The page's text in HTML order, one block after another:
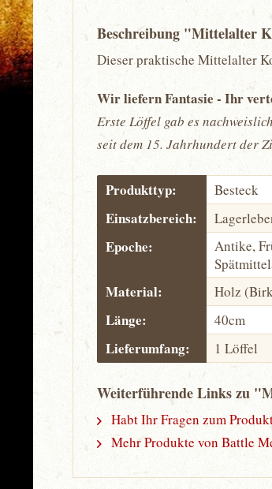
Beschreibung "Mittelalter
Dieser praktische Mittelalter
Wir liefern Fantasie - Ihr
Erste Löffel gab es
seit dem 15. Jahrhundert der
Produkttyp: Besteck
Einsatzbereich:
Epoche:
Antike,
Material: Holz
Länge: 40cm
Lieferumfang: 1 Löffel
Weiterführende Links zu
Habt Ihr Fragen zum
Mehr Produkte von Battle